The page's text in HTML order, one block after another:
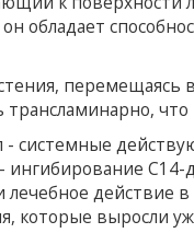
обладает
перемещаясь
трансламинарно,
- системные
действие
которые выросли